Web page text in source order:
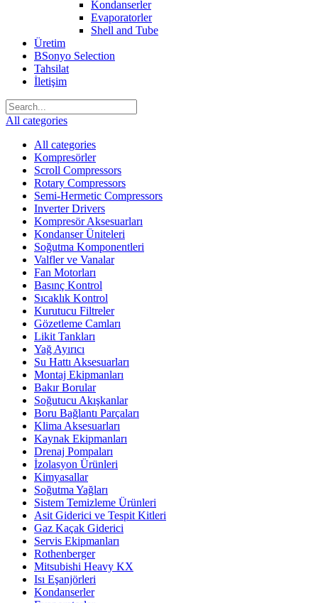
Kondanserler
Evaporatorler
Shell and Tube
Üretim
BSonyo Selection
Tahsilat
İletişim
All categories
All categories
Kompresörler
Scroll Compressors
Rotary Compressors
Semi-Hermetic Compressors
Inverter Drivers
Kompresör Aksesuarları
Kondanser Üniteleri
Soğutma Komponentleri
Valfler ve Vanalar
Fan Motorları
Basınç Kontrol
Sıcaklık Kontrol
Kurutucu Filtreler
Gözetleme Camları
Likit Tankları
Yağ Ayırıcı
Su Hattı Aksesuarları
Montaj Ekipmanları
Bakır Borular
Soğutucu Akışkanlar
Boru Bağlantı Parçaları
Klima Aksesuarları
Kaynak Ekipmanları
Drenaj Pompaları
İzolasyon Ürünleri
Kimyasallar
Soğutma Yağları
Sistem Temizleme Ürünleri
Asit Giderici ve Tespit Kitleri
Gaz Kaçak Giderici
Servis Ekipmanları
Rothenberger
Mitsubishi Heavy KX
Isı Eşanjörleri
Kondanserler